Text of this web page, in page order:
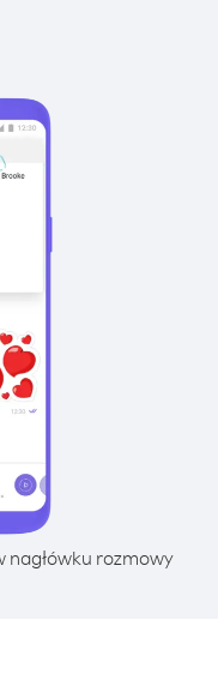
nagłówku rozmowy